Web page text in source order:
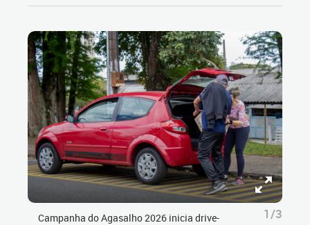
Campanha do Agasalho 2026 inicia drive-
1/3